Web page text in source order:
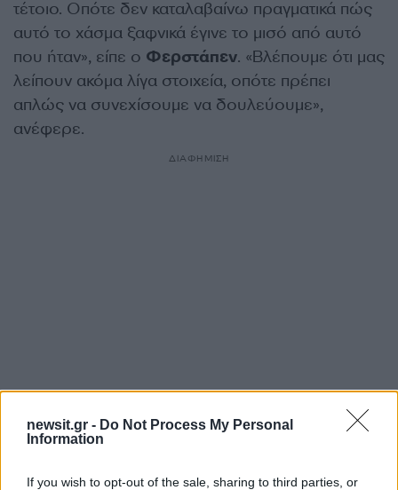
newsit.gr - Do Not Process My Personal
Information
If you wish to opt-out of the sale, sharing to third parties, or
τέτοιο. Οπότε δεν καταλαβαίνω πραγματικά πώς
αυτό το χάσμα ξαφνικά έγινε το μισό από αυτό
που ήταν», είπε ο Φερστάπεν. «Βλέπουμε ότι μας
λείπουν ακόμα λίγα στοιχεία, οπότε πρέπει
απλώς να συνεχίσουμε να δουλεύουμε»,
ανέφερε.
ΔΙΑΦΗΜΙΣΗ
Αν τα χάσατε